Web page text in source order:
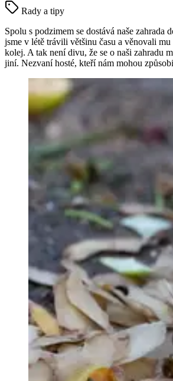
Rady a tipy
Spolu s podzimem se dostává naše zahrada
jsme v létě trávili většinu času a věnovali
kolej. A tak není divu, že se o naši zahradu
jiní. Nezvaní hosté, kteří nám mohou